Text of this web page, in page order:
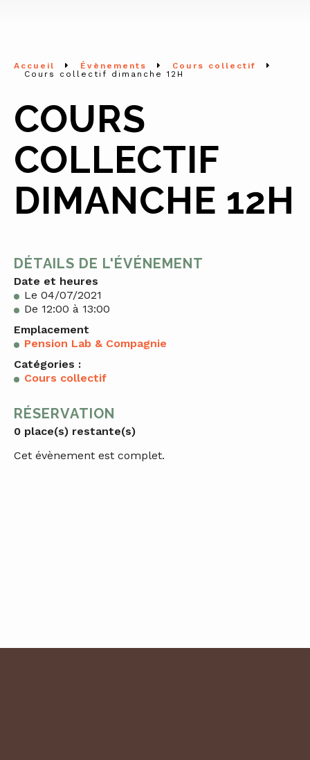
Accueil Évènements
Cours collectif
Cours collectif dimanche 12H
COURS
COLLECTIF
DIMANCHE 12H
DÉTAILS DE L'ÉVÉNEMENT
Date et heures
Le 04/07/2021
De 12:00 à 13:00
Emplacement
Pension Lab & Compagnie
Catégories :
Cours collectif
RÉSERVATION
0 place(s) restante(s)
Cet évènement est complet.